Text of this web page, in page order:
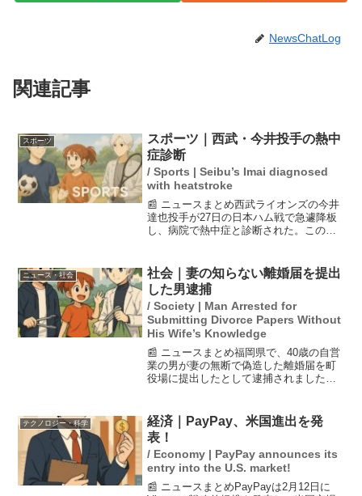
NewsChatLog
関連記事
スポーツ
スポーツ｜西武・今井投手の熱中
症診断
/ Sports | Seibu’s Imai diagnosed
with heatstroke
📰 ニュースまとめ西武ライオンズの今井
達也投手が27日の日本ハム戦で急遽降板
し、病院で熱中症と診断された。この日
井は体調不良を訴え、コーチやスタッフ
に付き添われてベンチ...
ニュース・社会
社会｜妻の知らない離婚届を提出
した男逮捕
/ Society | Man Arrested for
Submitting Divorce Papers Without
His Wife’s Knowledge
📰 ニュースまとめ福岡県で、40歳の自営
業の男が妻の無断で偽造した離婚届を町
役場に提出したとして逮捕されました。
が判明しました。この事件は家庭内の信
頼関係を大きく揺るが...
テクノロジー・科学
経済｜PayPay、米国進出を発
表！
/ Economy | PayPay announces its
entry into the U.S. market!
📰 ニュースまとめPayPayは2月12日に